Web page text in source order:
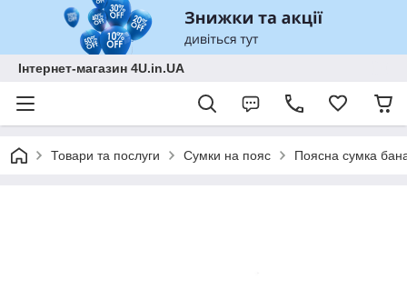
Інтернет-магазин 4U.in.UA
Товари та послуги Сумки на пояс Поясна сумка